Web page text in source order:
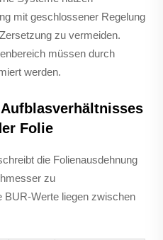
mit geschlossener Regelung
zu vermeiden.
müssen durch
werden.
Folie
die Folienausdehnung
zu
BUR-Werte liegen zwischen